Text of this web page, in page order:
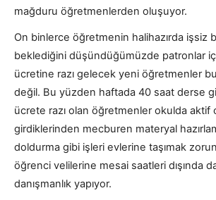
mağduru öğretmenlerden oluşuyor.
On binlerce öğretmenin halihazırda işsiz
beklediğini düşündüğümüzde patronlar
ücretine razı gelecek yeni öğretmenler
değil. Bu yüzden haftada 40 saat derse
ücrete razı olan öğretmenler okulda aktif
girdiklerinden mecburen materyal
doldurma gibi işleri evlerine taşımak
öğrenci velilerine mesai saatleri dışında
danışmanlık yapıyor.